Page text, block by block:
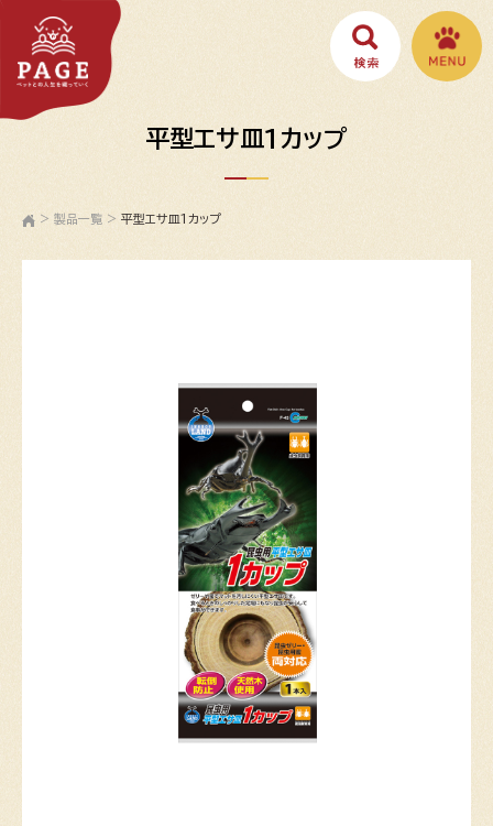
平型エサ皿1カップ
> 製品一覧 > 平型エサ皿1カップ